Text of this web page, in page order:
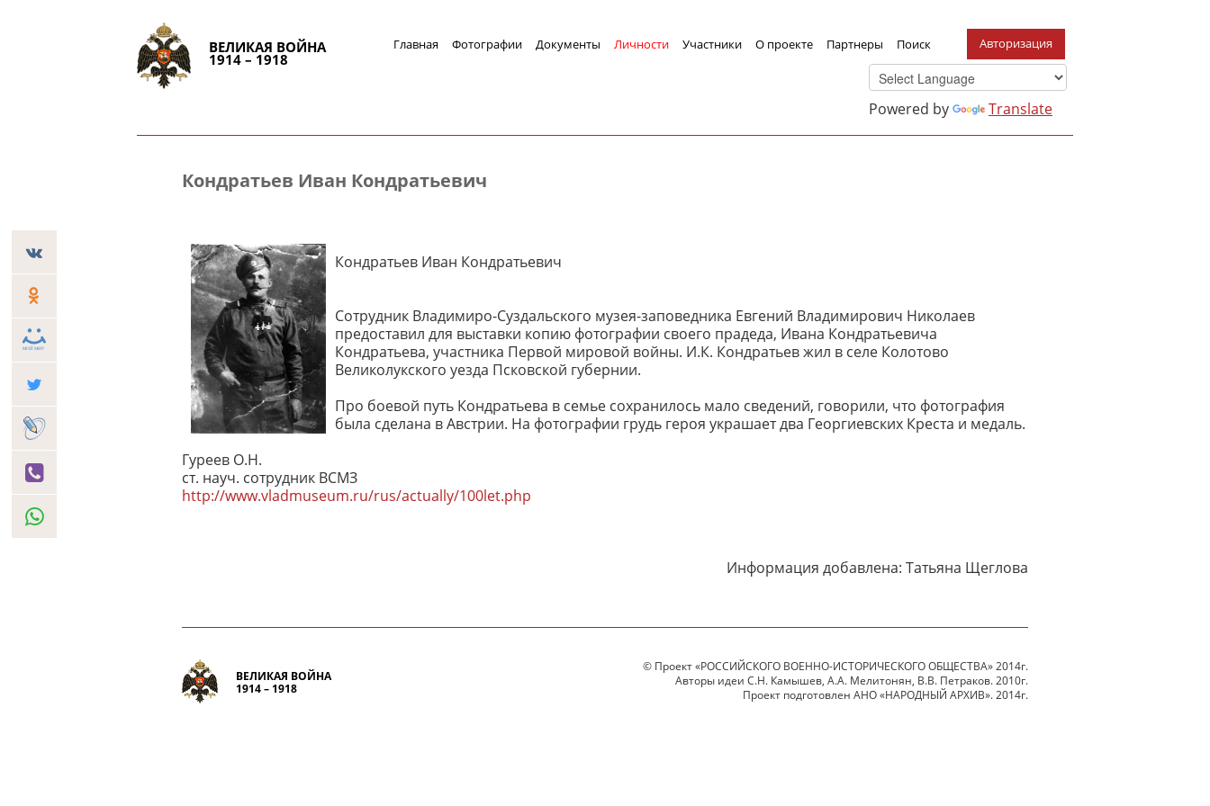
ВЕЛИКАЯ ВОЙНА
1914 – 1918
Главная Фотографии Документы Личности Участники О проекте Партнеры Поиск Авторизация
Powered by Translate
Кондратьев Иван Кондратьевич
Кондратьев Иван Кондратьевич
Сотрудник Владимиро-Суздальского музея-заповедника Евгений Владимирович Николаев
предоставил для выставки копию фотографии своего прадеда, Ивана Кондратьевича
Кондратьева, участника Первой мировой войны. И.К. Кондратьев жил в селе Колотово
Великолукского уезда Псковской губернии.
Про боевой путь Кондратьева в семье сохранилось мало сведений, говорили, что фотография
была сделана в Австрии. На фотографии грудь героя украшает два Георгиевских Креста и медаль.
Гуреев О.Н.
ст. науч. сотрудник ВСМЗ
http://www.vladmuseum.ru/rus/actually/100let.php
Информация добавлена: Татьяна Щеглова
ВЕЛИКАЯ ВОЙНА
1914 – 1918
© Проект «РОССИЙСКОГО ВОЕННО-ИСТОРИЧЕСКОГО ОБЩЕСТВА» 2014г.
Авторы идеи С.Н. Камышев, А.А. Мелитонян, В.В. Петраков. 2010г.
Проект подготовлен АНО «НАРОДНЫЙ АРХИВ». 2014г.